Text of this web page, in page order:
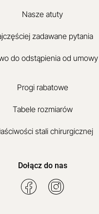
Nasze atuty
zadawane pytania
do odstąpienia od umowy
Progi rabatowe
Tabele rozmiarów
stali chirurgicznej
Dołącz do nas